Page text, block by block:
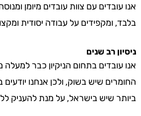
אנו עובדים עם צוות עובדים מיומן
בלבד, ומקפידים על עבודה יסודית
ניסיון רב שנים
החומרים שיש בשוק, ולכן אנחנו
ביותר שיש בישראל, על מנת להעניק